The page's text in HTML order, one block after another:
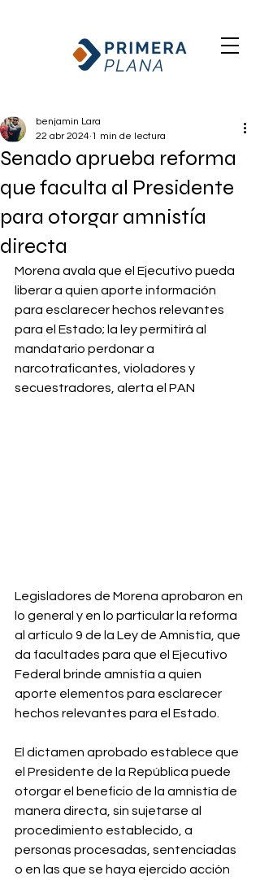
Senado aprueba reforma
que faculta al Presidente
para otorgar amnistía
directa
benjamin Lara
22 abr 2024 1 min de lectura
Morena avala que el Ejecutivo pueda
liberar a quien aporte información
para esclarecer hechos relevantes
para el Estado; la ley permitirá al
mandatario perdonar a
narcotraficantes, violadores y
secuestradores, alerta el PAN
Legisladores de Morena aprobaron en
lo general y en lo particular la reforma
al artículo 9 de la Ley de Amnistía, que
da facultades para que el Ejecutivo
Federal brinde amnistía a quien
aporte elementos para esclarecer
hechos relevantes para el Estado.
El dictamen aprobado establece que
el Presidente de la República puede
otorgar el beneficio de la amnistía de
manera directa, sin sujetarse al
procedimiento establecido, a
personas procesadas, sentenciadas
o en las que se haya ejercido acción